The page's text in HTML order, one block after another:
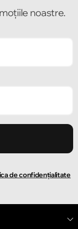
noastre.
de confidențialitate